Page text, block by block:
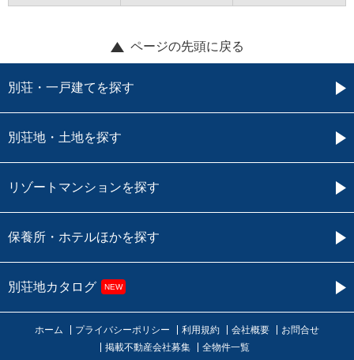
ページの先頭に戻る
別荘・一戸建てを探す
別荘地・土地を探す
リゾートマンションを探す
保養所・ホテルほかを探す
別荘地カタログ NEW
ホーム プライバシーポリシー 利用規約 会社概要
お問合せ
掲載不動産会社募集
全物件一覧